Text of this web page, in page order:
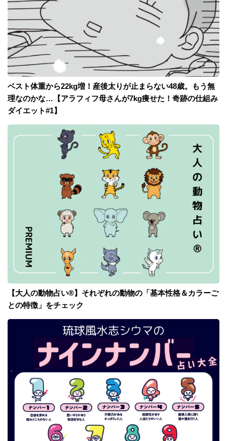
ベスト体重から22kg増！産後太りが止まらない48歳。もう無
理なのかな…【アラフィフ母さんが7kg痩せた！奇跡の仕組み
ダイエット#1】
【大人の動物占い®】それぞれの動物の「基本性格＆カラーご
との特徴」をチェック